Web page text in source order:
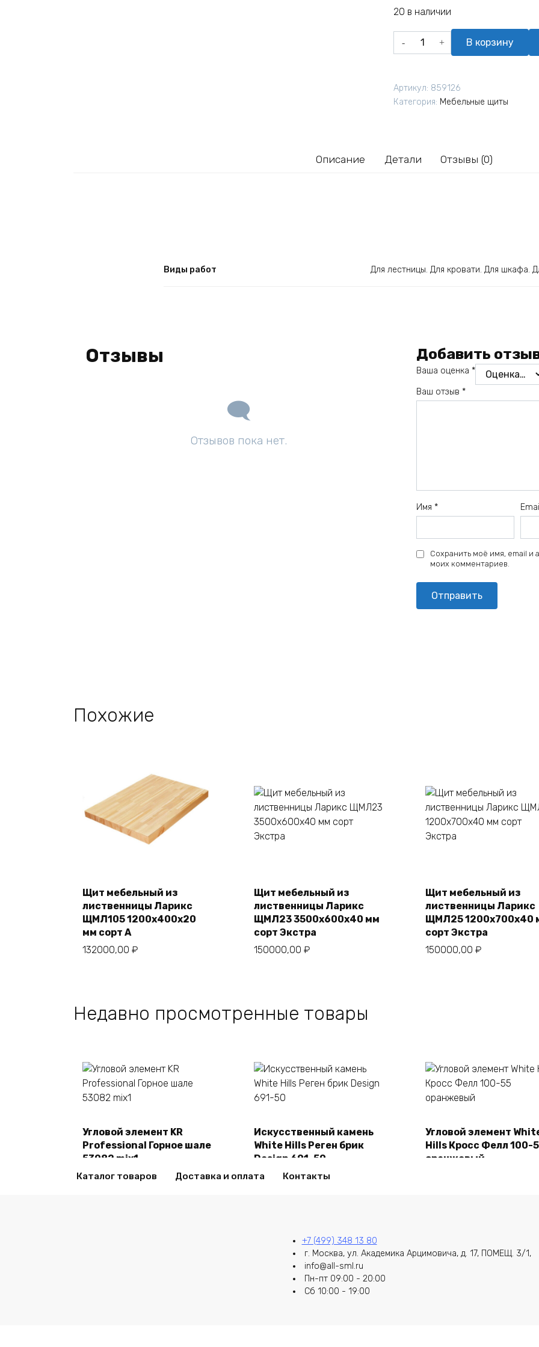
20 в наличии
Количество
товара
из
лиственницы
В корзину
Артикул: 859126
Категория: Мебельные щиты
Описание Детали Отзывы (0)
Виды работ Для лестницы. Для кровати. Для шкафа.
Отзывы
Отзывов пока нет.
Добавить
Ваша оценка *
Ваш отзыв *
Имя * Email
Сохранить моё имя, email и
моих комментариев.
Похожие
В корзину
Щит мебельный из
лиственницы Ларикс
ЩМЛ105 1200х400х20
мм сорт А
132000,00 ₽
Щит мебельный из
лиственницы Ларикс
ЩМЛ23 3500х600х40 мм
сорт Экстра
150000,00 ₽
Щит мебельный из
лиственницы Ларикс
ЩМЛ25 1200х700х40
сорт Экстра
150000,00 ₽
Недавно просмотренные товары
В корзину
Угловой элемент KR
Professional Горное шале
53082 mix1
2470,00₽
В корзину
Искусственный камень
White Hills Реген брик
Design 691-50
2450,00₽
В корзину
Угловой элемент
Hills Кросс Фелл 100-
оранжевый
Каталог товаров Доставка и оплата Контакты
+7 (499) 348 13 80
г. Москва, ул. Академика Арцимовича, д. 17, ПОМЕЩ. 3/1,
info@all-sml.ru
Пн-пт 09:00 - 20:00
Сб 10:00 - 19:00